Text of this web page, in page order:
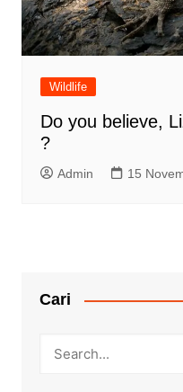
Wildlife
Do you believe,
?
Admin 15
Cari